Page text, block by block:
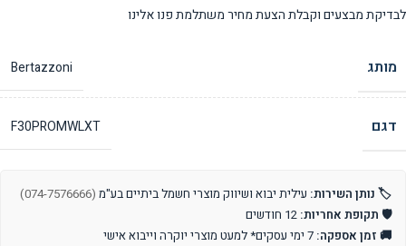
לבדיקת מבצעים וקבלת הצעת מחיר משתלמת פנו אלינו
מותג Bertazzoni
דגם F30PROMWLXT
🏷️ נותן השירות: עילית יבוא ושיווק מוצרי חשמל ביתיים בע"מ (074-7576666)
🛡️ תקופת אחריות:
🚚 זמן אספקה: